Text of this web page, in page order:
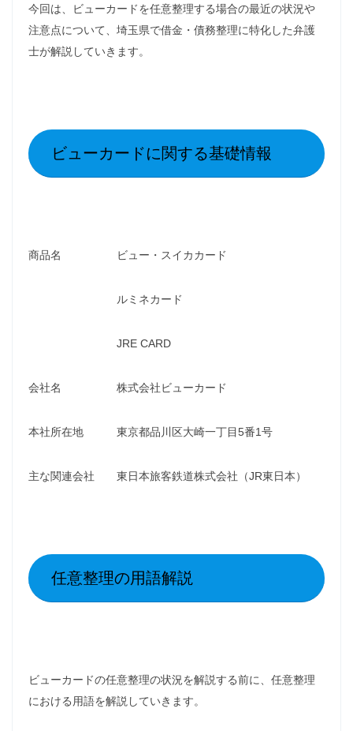
今回は、ビューカードを任意整理する場合の最近の状況や
注意点について、埼玉県で借金・債務整理に特化した弁護
士が解説していきます。
ビューカードに関する基礎情報
商品名 ビュー・スイカカード
ルミネカード
JRE CARD
会社名 株式会社ビューカード
本社所在地 東京都品川区大崎一丁目5番1号
主な関連会社 東日本旅客鉄道株式会社（JR東日本）
任意整理の用語解説
ビューカードの任意整理の状況を解説する前に、任意整理
における用語を解説していきます。